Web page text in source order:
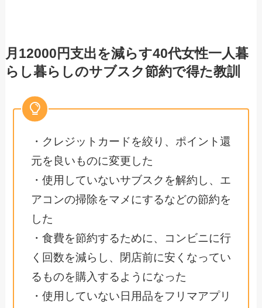
月12000円支出を減らす40代女性一人暮
らし暮らしのサブスク節約で得た教訓
・クレジットカードを絞り、ポイント還
元を良いものに変更した
・使用していないサブスクを解約し、エ
アコンの掃除をマメにするなどの節約を
した
・食費を節約するために、コンビニに行
く回数を減らし、閉店前に安くなってい
るものを購入するようになった
・使用していない日用品をフリマアプリ